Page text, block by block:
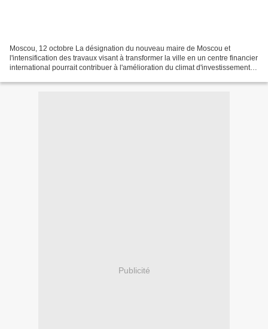
Moscou, 12 octobre La désignation du nouveau maire de Moscou et
l'intensification des travaux visant à transformer la ville en un centre financier
international pourrait contribuer à l'amélioration du climat d'investissement
Publicité